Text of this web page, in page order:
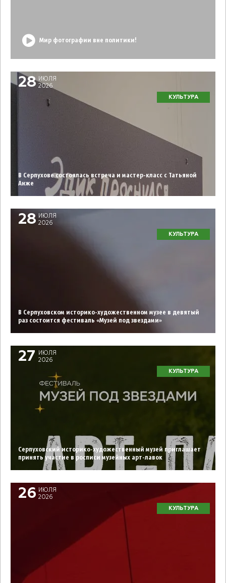
Мир фотографии вне политики!
28 ИЮЛЯ
2026
КУЛЬТУРА
В Серпухове состоялась встреча и мастер-класс с Татьяной
Анже
28 ИЮЛЯ
2026
КУЛЬТУРА
В Серпуховском историко-художественном музее в девятый
раз состоится фестиваль «Музей под звездами»
27
ИЮЛЯ
2026
КУЛЬТУРА
Серпуховский историко-художественный музей приглашает
принять участие в росписи музейных арт-лавок
26
ИЮЛЯ
2026
КУЛЬТУРА